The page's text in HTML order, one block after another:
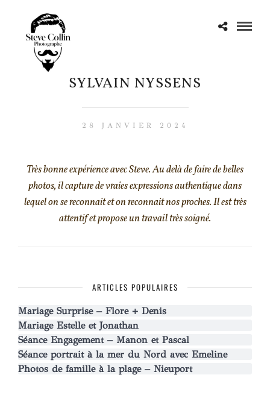
SYLVAIN NYSSENS
28 JANVIER 2024
Très bonne expérience avec Steve. Au delà de faire de belles
photos, il capture de vraies expressions authentique dans
lequel on se reconnait et on reconnait nos proches. Il est très
attentif et propose un travail très soigné.
ARTICLES POPULAIRES
Mariage Surprise – Flore + Denis
Mariage Estelle et Jonathan
Séance Engagement – Manon et Pascal
Séance portrait à la mer du Nord avec Emeline
Photos de famille à la plage – Nieuport